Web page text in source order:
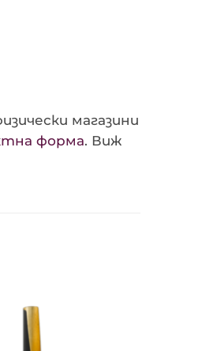
магазини
форма. Виж